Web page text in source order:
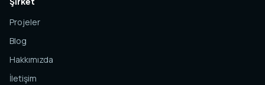
Projeler
Blog
Hakkımızda
İletişim